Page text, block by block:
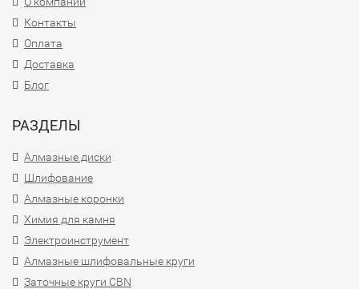
Контакты
Оплата
Доставка
Блог
РАЗДЕЛЫ
Алмазные диски
Шлифование
Алмазные коронки
Химия для камня
Электроинструмент
Алмазные шлифовальные круги
Заточные круги CBN